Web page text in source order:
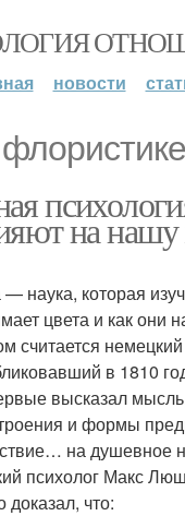
новости
на
наука, которая
цвета и как они
считается
в 1810
высказал
и формы
на душевное
психолог Макс
доказал, что: